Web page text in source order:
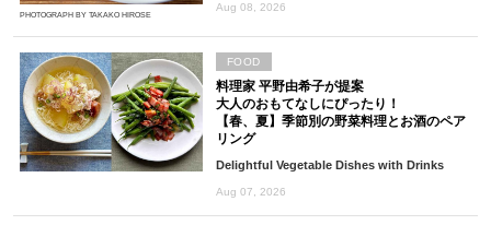
PHOTOGRAPH BY TAKAKO HIROSE
Aug 08, 2026
料理家 平野由希子が提案
大人のおもてなしにぴったり！
【春、夏】季節別の野菜料理とお酒のペア
リング
Delightful Vegetable Dishes with Drinks
Aug 07, 2026
FOOD